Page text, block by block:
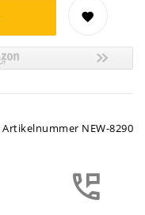
Artikelnummer NEW-8290